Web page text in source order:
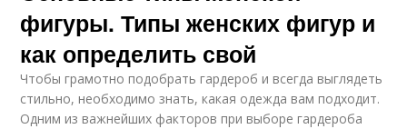
фигуры. Типы женских фигур и
как определить свой
Чтобы грамотно подобрать гардероб и всегда выглядеть
стильно, необходимо знать, какая одежда вам подходит.
Одним из важнейших факторов при выборе гардероба